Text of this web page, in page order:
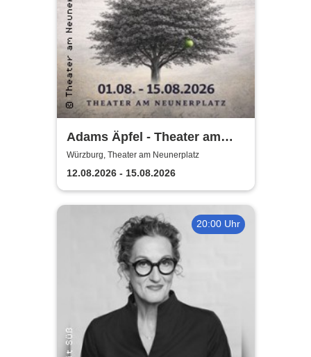
Adams Äpfel - Theater am
Neunerplatz Würzburg
Würzburg, Theater am Neunerplatz
12.08.2026 - 15.08.2026
20:00 Uhr